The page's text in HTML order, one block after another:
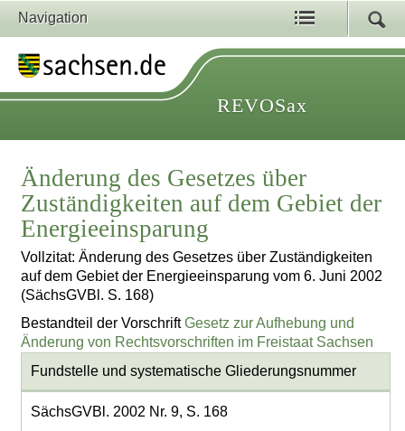
Navigation
REVOSax
Änderung des Gesetzes über
Zuständigkeiten auf dem Gebiet der
Energieeinsparung
Vollzitat: Änderung des Gesetzes über Zuständigkeiten
auf dem Gebiet der Energieeinsparung vom 6. Juni 2002
(SächsGVBl. S. 168)
Bestandteil der VorschriftGesetz zur Aufhebung und
Änderung von Rechtsvorschriften im Freistaat Sachsen
Fundstelle und systematische Gliederungsnummer
SächsGVBl. 2002 Nr. 9, S. 168